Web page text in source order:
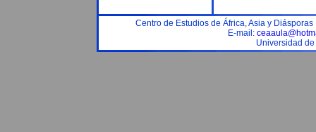
Centro de Estudios de África, Asia y
E-mail:
Universidad